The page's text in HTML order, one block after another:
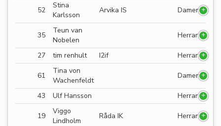
52
Stina
Karlsson
Arvika IS Damer
35
Teun van
Nobelen
Herrar
27 tim renhult I2if Herrar
61
Tina von
Wachenfeldt
Damer
43 Ulf Hansson Herrar
19
Viggo
Lindholm
Råda IK Herrar